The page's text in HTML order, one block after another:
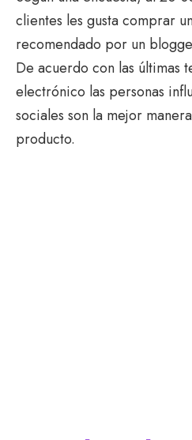
clientes les gusta comprar
recomendado por un
De acuerdo con las últimas
electrónico las personas
sociales son la mejor
producto.